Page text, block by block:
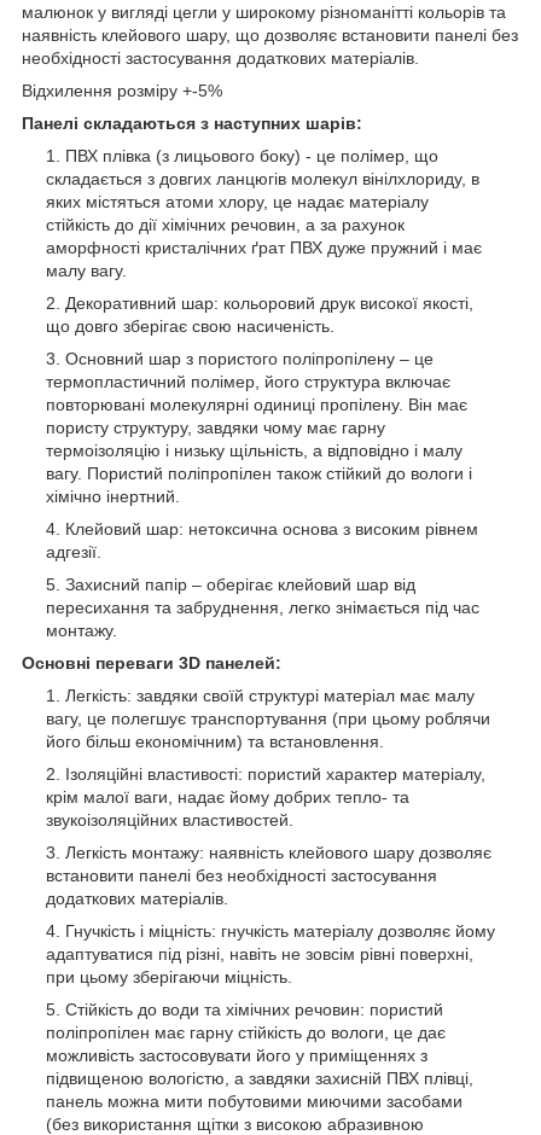
малюнок у вигляді цегли у широкому різноманітті кольорів та
наявність клейового шару, що дозволяє встановити панелі без
необхідності застосування додаткових матеріалів.
Відхилення розміру +-5%
Панелі складаються з наступних шарів:
ПВХ плівка (з лицьового боку) - це полімер, що
складається з довгих ланцюгів молекул вінілхлориду, в
яких містяться атоми хлору, це надає матеріалу
стійкість до дії хімічних речовин, а за рахунок
аморфності кристалічних ґрат ПВХ дуже пружний і має
малу вагу.
Декоративний шар: кольоровий друк високої якості,
що довго зберігає свою насиченість.
Основний шар з пористого поліпропілену – це
термопластичний полімер, його структура включає
повторювані молекулярні одиниці пропілену. Він має
пористу структуру, завдяки чому має гарну
термоізоляцію і низьку щільність, а відповідно і малу
вагу. Пористий поліпропілен також стійкий до вологи і
хімічно інертний.
Клейовий шар: нетоксична основа з високим рівнем
адгезії.
Захисний папір – оберігає клейовий шар від
пересихання та забруднення, легко знімається під час
монтажу.
Основні переваги 3D панелей:
Легкість: завдяки своїй структурі матеріал має малу
вагу, це полегшує транспортування (при цьому роблячи
його більш економічним) та встановлення.
Ізоляційні властивості: пористий характер матеріалу,
крім малої ваги, надає йому добрих тепло- та
звукоізоляційних властивостей.
Легкість монтажу: наявність клейового шару дозволяє
встановити панелі без необхідності застосування
додаткових матеріалів.
Гнучкість і міцність: гнучкість матеріалу дозволяє йому
адаптуватися під різні, навіть не зовсім рівні поверхні,
при цьому зберігаючи міцність.
Стійкість до води та хімічних речовин: пористий
поліпропілен має гарну стійкість до вологи, це дає
можливість застосовувати його у приміщеннях з
підвищеною вологістю, а завдяки захисній ПВХ плівці,
панель можна мити побутовими миючими засобами
(без використання щітки з високою абразивною